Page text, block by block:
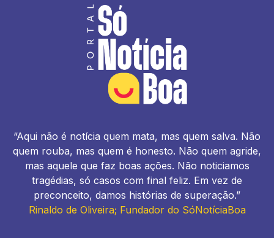
“Aqui não é notícia quem mata, mas quem salva. Não
quem rouba, mas quem é honesto. Não quem agride,
mas aquele que faz boas ações. Não noticiamos
tragédias, só casos com final feliz. Em vez de
preconceito, damos histórias de superação.”
Rinaldo de Oliveira; Fundador do SóNotíciaBoa